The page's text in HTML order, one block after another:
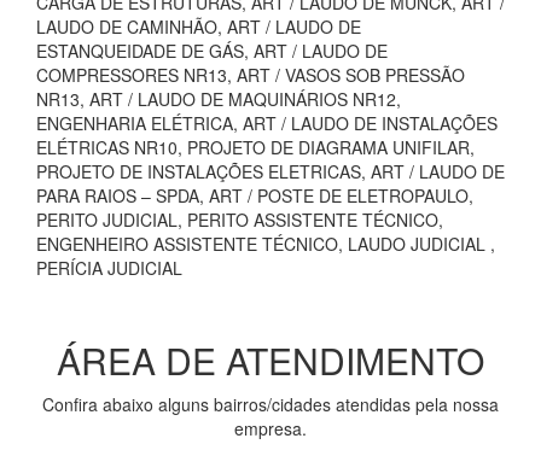
LAUDO DE CAMINHÃO, ART / LAUDO DE
ESTANQUEIDADE DE GÁS, ART / LAUDO DE
COMPRESSORES NR13, ART / VASOS SOB PRESSÃO
NR13, ART / LAUDO DE MAQUINÁRIOS NR12,
ENGENHARIA ELÉTRICA, ART / LAUDO DE INSTALAÇÕES
ELÉTRICAS NR10, PROJETO DE DIAGRAMA UNIFILAR,
PROJETO DE INSTALAÇÕES ELETRICAS, ART / LAUDO DE
PARA RAIOS – SPDA, ART / POSTE DE ELETROPAULO,
PERITO JUDICIAL, PERITO ASSISTENTE TÉCNICO,
ENGENHEIRO ASSISTENTE TÉCNICO, LAUDO JUDICIAL ,
PERÍCIA JUDICIAL
ÁREA DE ATENDIMENTO
Confira abaixo alguns bairros/cidades atendidas pela nossa
empresa.